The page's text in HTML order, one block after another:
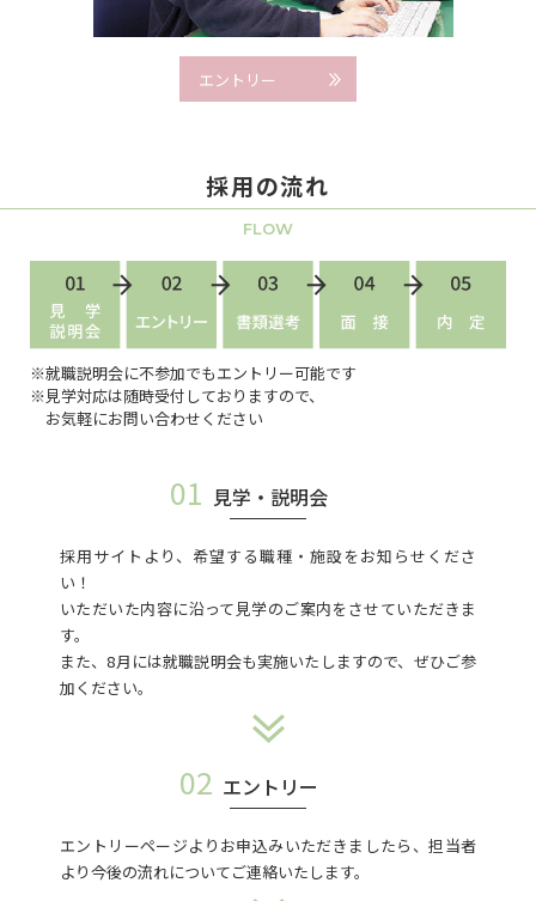
エントリー
採用の流れ
FLOW
※就職説明会に不参加でもエントリー可能です
※見学対応は随時受付しておりますので、
お気軽にお問い合わせください
01 見学・説明会
採用サイトより、希望する職種・施設をお知らせくださ
い！
いただいた内容に沿って見学のご案内をさせていただきま
す。
また、8月には就職説明会も実施いたしますので、ぜひご参
加ください。
02 エントリー
エントリーページよりお申込みいただきましたら、担当者
より今後の流れについてご連絡いたします。